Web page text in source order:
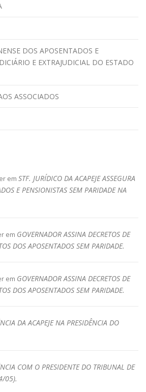
DOS APOSENTADOS E
E EXTRAJUDICIAL DO ESTADO
ASSOCIADOS
em STF. JURÍDICO DA ACAPEJE ASSEGURA
E PENSIONISTAS SEM PARIDADE NA
em GOVERNADOR ASSINA DECRETOS DE
DOS APOSENTADOS SEM PARIDADE.
em GOVERNADOR ASSINA DECRETOS DE
DOS APOSENTADOS SEM PARIDADE.
DA ACAPEJE NA PRESIDÊNCIA DO
COM O PRESIDENTE DO TRIBUNAL DE
05).